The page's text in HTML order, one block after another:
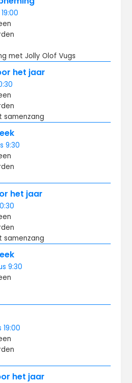
19:00
met Jolly Olof Vugs
het jaar
samenzang
9:30
het jaar
samenzang
9:30
19:00
het jaar